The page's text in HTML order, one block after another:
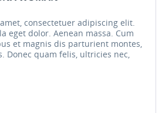
consectetuer adipiscing elit.
eget dolor. Aenean massa. Cum
et magnis dis parturient montes,
Donec quam felis, ultricies nec,